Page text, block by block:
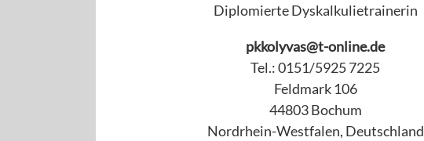
Diplomierte Dyskalkulietrainerin
pkkolyvas@t-online.de
Tel.: 0151/5925 7225
Feldmark 106
44803 Bochum
Nordrhein-Westfalen, Deutschland